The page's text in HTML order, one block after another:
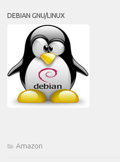
DEBIAN GNU/LINUX
Amazon